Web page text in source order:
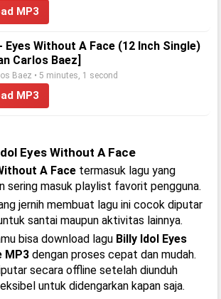
MP3
Eyes Without A Face (12 Inch Single)
Carlos Baez]
Baez • 5 minutes, 1 second
MP3
Eyes Without A Face
A Face termasuk lagu yang
sering masuk playlist favorit pengguna.
jernih membuat lagu ini cocok diputar
santai maupun aktivitas lainnya.
bisa download lagu Billy Idol Eyes
MP3 dengan proses cepat dan mudah.
secara offline setelah diunduh
untuk didengarkan kapan saja.